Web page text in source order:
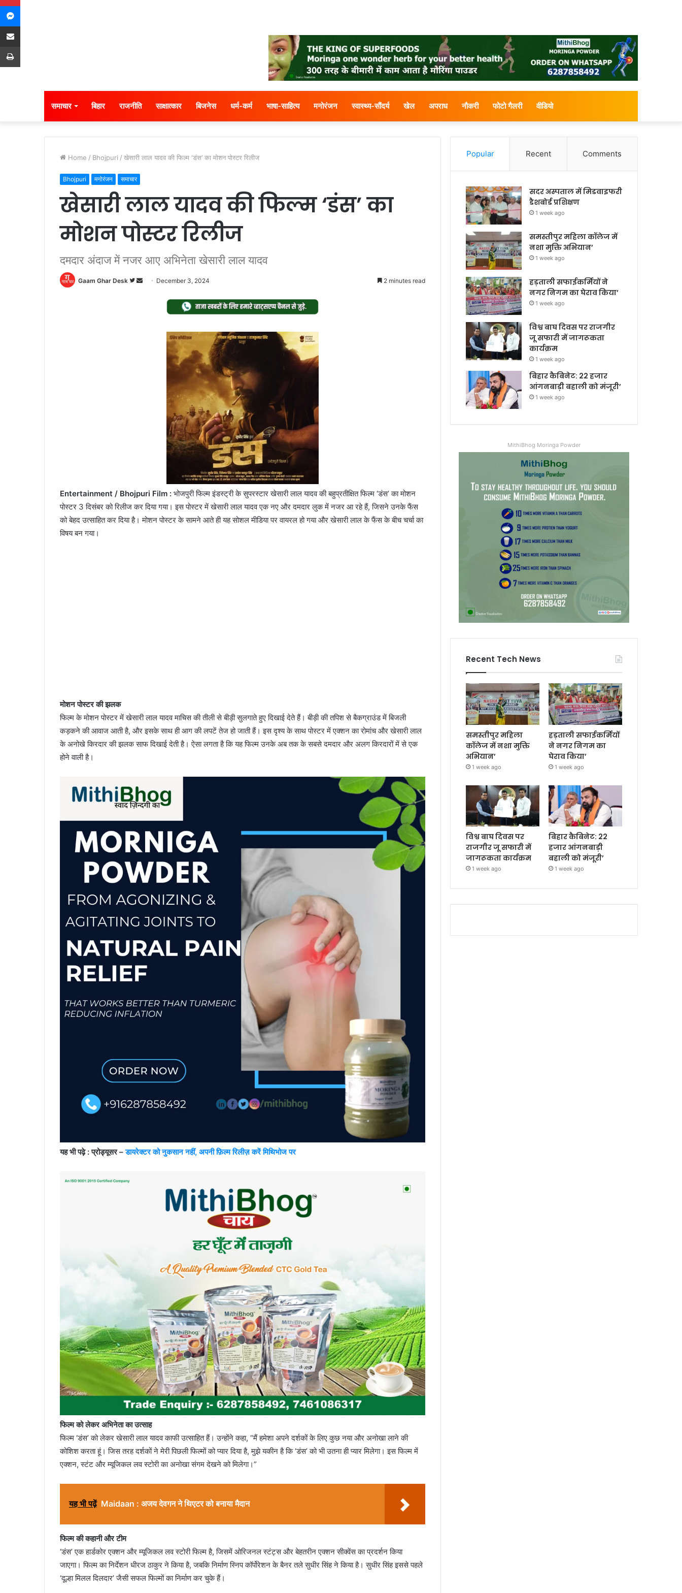
समाचार बिहार राजनीति साक्षात्कार बिजनेस धर्म-कर्म भाषा-साहित्य मनोरंजन स्वास्थ्य-सौंदर्य खेल अपराध नौकरी फोटो गैलरी वीडियो
Home / Bhojpuri / खेसारी लाल यादव की फिल्म ‘डंस’ का मोशन पोस्टर रिलीज
Bhojpuri मनोरंजन समाचार
खेसारी लाल यादव की फिल्म ‘डंस’ का
मोशन पोस्टर रिलीज
दमदार अंदाज में नजर आए अभिनेता खेसारी लाल यादव
Gaam Ghar Desk
Follow
Send December 3, 2024 2 minutes read
Entertainment / Bhojpuri Film : भोजपुरी फिल्म इंडस्ट्री के सुपरस्टार खेसारी लाल यादव की बहुप्रतीक्षित फिल्म ‘डंस’ का मोशन
पोस्टर 3 दिसंबर को रिलीज कर दिया गया। इस पोस्टर में खेसारी लाल यादव एक नए और दमदार लुक में नजर आ रहे हैं, जिसने उनके फैंस
को बेहद उत्साहित कर दिया है। मोशन पोस्टर के सामने आते ही यह सोशल मीडिया पर वायरल हो गया और खेसारी लाल के फैंस के बीच चर्चा का
विषय बन गया।
मोशन पोस्टर की झलक
फिल्म के मोशन पोस्टर में खेसारी लाल यादव माचिस की तीली से बीड़ी सुलगाते हुए दिखाई देते हैं। बीड़ी की तपिश से बैकग्राउंड में बिजली
कड़कने की आवाज आती है, और इसके साथ ही आग की लपटें तेज हो जाती हैं। इस दृश्य के साथ पोस्टर में एक्शन का रोमांच और खेसारी लाल
के अनोखे किरदार की झलक साफ दिखाई देती है। ऐसा लगता है कि यह फिल्म उनके अब तक के सबसे दमदार और अलग किरदारों में से एक
होने वाली है।
यह भी पढ़े : प्रोड्यूसर –डायरेक्टर को नुकसान नहीं, अपनी फ़िल्म रिलीज़ करें मिथिभोज पर
फिल्म को लेकर अभिनेता का उत्साह
फिल्म ‘डंस’ को लेकर खेसारी लाल यादव काफी उत्साहित हैं। उन्होंने कहा, “मैं हमेशा अपने दर्शकों के लिए कुछ नया और अनोखा लाने की
कोशिश करता हूं। जिस तरह दर्शकों ने मेरी पिछली फिल्मों को प्यार दिया है, मुझे यकीन है कि ‘डंस’ को भी उतना ही प्यार मिलेगा। इस फिल्म में
एक्शन, स्टंट और म्यूजिकल लव स्टोरी का अनोखा संगम देखने को मिलेगा।”
यह भी पढ़ें Maidaan : अजय देवगन ने थिएटर को बनाया मैदान
फिल्म की कहानी और टीम
‘डंस’ एक हार्डकोर एक्शन और म्यूजिकल लव स्टोरी फिल्म है, जिसमें ओरिजनल स्टंट्स और बेहतरीन एक्शन सीक्वेंस का प्रदर्शन किया
जाएगा। फिल्म का निर्देशन धीरज ठाकुर ने किया है, जबकि निर्माण स्निप कॉर्पोरेशन के बैनर तले सुधीर सिंह ने किया है। सुधीर सिंह इससे पहले
‘दूल्हा मिलल दिलदार’ जैसी सफल फिल्मों का निर्माण कर चुके हैं।
Popular Recent Comments
सदर अस्पताल में मिडवाइफरी
डैशबोर्ड प्रशिक्षण
1 week ago
समस्तीपुर महिला कॉलेज में
नशा मुक्ति अभियान’
1 week ago
हड़ताली सफाईकर्मियों ने
नगर निगम का घेराव किया’
1 week ago
विश्व बाघ दिवस पर राजगीर
जू सफारी में जागरूकता
कार्यक्रम
1 week ago
बिहार कैबिनेट: 22 हजार
आंगनबाड़ी बहाली को मंजूरी’
1 week ago
MithiBhog Moringa Powder
Recent Tech News
समस्तीपुर महिला
कॉलेज में नशा मुक्ति
अभियान’
1 week ago
हड़ताली सफाईकर्मियों
ने नगर निगम का
घेराव किया’
1 week ago
विश्व बाघ दिवस पर
राजगीर जू सफारी में
जागरूकता कार्यक्रम
1 week ago
बिहार कैबिनेट: 22
हजार आंगनबाड़ी
बहाली को मंजूरी’
1 week ago
Messenger
Share via Email